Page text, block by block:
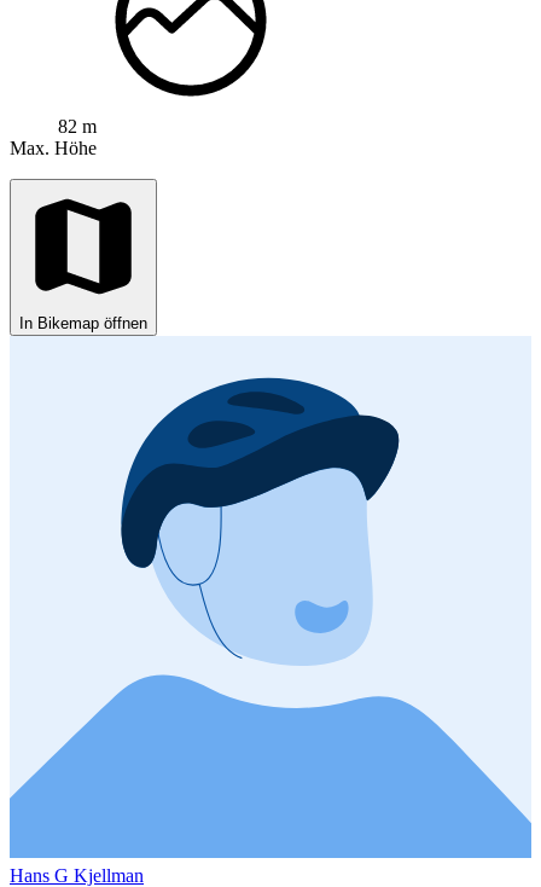
82 m
Max. Höhe
In Bikemap öffnen
Hans G Kjellman